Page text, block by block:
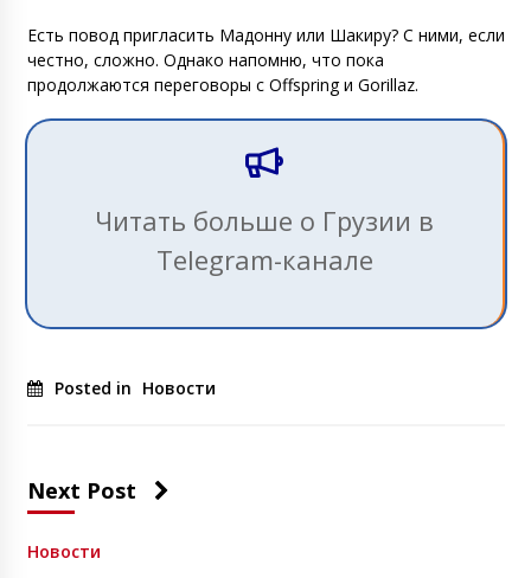
Есть повод пригласить Мадонну или Шакиру? С ними, если
честно, сложно. Однако напомню, что пока
продолжаются переговоры с Offspring и Gorillaz.
Читать больше о Грузии в
Telegram-канале
Posted in Новости
Next Post
Новости